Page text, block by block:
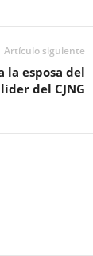
Artículo siguiente
la esposa del
del CJNG